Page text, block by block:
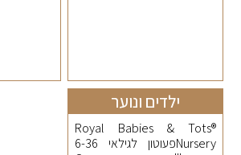
ילדים ונוער
Royal Babies & Tots®
Nurseryפעוטון לגילאי 6-36